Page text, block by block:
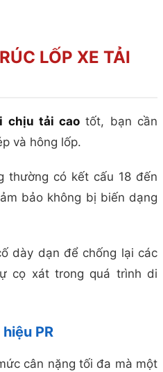
LỐP XE TẢI
chịu tải cao tốt, bạn cần
và hông lốp.
thường có kết cấu 18 đến
bảo không bị biến dạng
dày dạn để chống lại các
cọ xát trong quá trình di
PR
cân nặng tối đa mà một